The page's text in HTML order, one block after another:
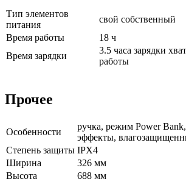
Тип элементов
питания
свой собственный
Время работы
18 ч
Время зарядки
3.5 часа зарядки
работы
Прочее
Особенности
ручка, режим Power
эффекты,
Степень защиты IPX4
Ширина
326 мм
Высота
688 мм